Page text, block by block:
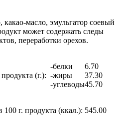
какао-масло, эмульгатор соевый
может содержать следы
переработки орехов.
(г.):
-белки
6.70
-жиры
37.30
-углеводы45.70
100 г. продукта (ккал.): 545.00